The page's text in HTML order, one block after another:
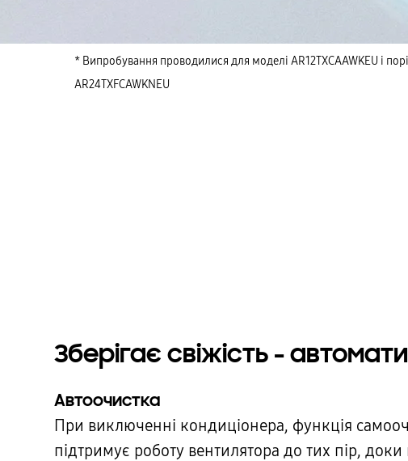
* Випробування проводилися для моделі AR12TXCAAWKEU і
AR24TXFCAWKNEU
Зберігає свіжість -
Автоочистка
При виключенні кондиціонера, функція
підтримує роботу вентилятора до тих пір, доки